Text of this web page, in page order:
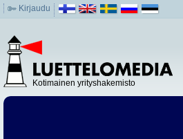
Kirjaudu
Kotimainen yrityshakemisto